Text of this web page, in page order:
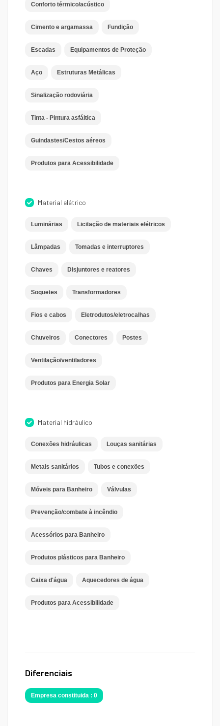
Conforto térmico/acústico
Cimento e argamassa Fundição
Escadas Equipamentos de Proteção
Aço Estruturas Metálicas
Sinalização rodoviária
Tinta - Pintura asfáltica
Guindastes/Cestos aéreos
Produtos para Acessibilidade
Material elétrico
Luminárias Licitação de materiais elétricos
Lâmpadas Tomadas e interruptores
Chaves Disjuntores e reatores
Soquetes Transformadores
Fios e cabos Eletrodutos/eletrocalhas
Chuveiros Conectores Postes
Ventilação/ventiladores
Produtos para Energia Solar
Material hidráulico
Conexões hidráulicas Louças sanitárias
Metais sanitários Tubos e conexões
Móveis para Banheiro Válvulas
Prevenção/combate à incêndio
Acessórios para Banheiro
Produtos plásticos para Banheiro
Caixa d'água Aquecedores de água
Produtos para Acessibilidade
Diferenciais
Empresa constituida : 0